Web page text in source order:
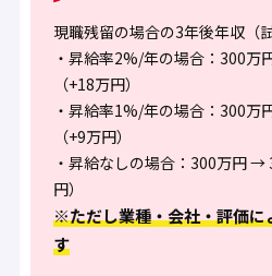
現職残留の場合の3年後年収（
・昇給率2%/年の場合：300万
（+18万円）
・昇給率1%/年の場合：300万
（+9万円）
・昇給なしの場合：300万円
円）
※ただし業種・会社・評価に
す